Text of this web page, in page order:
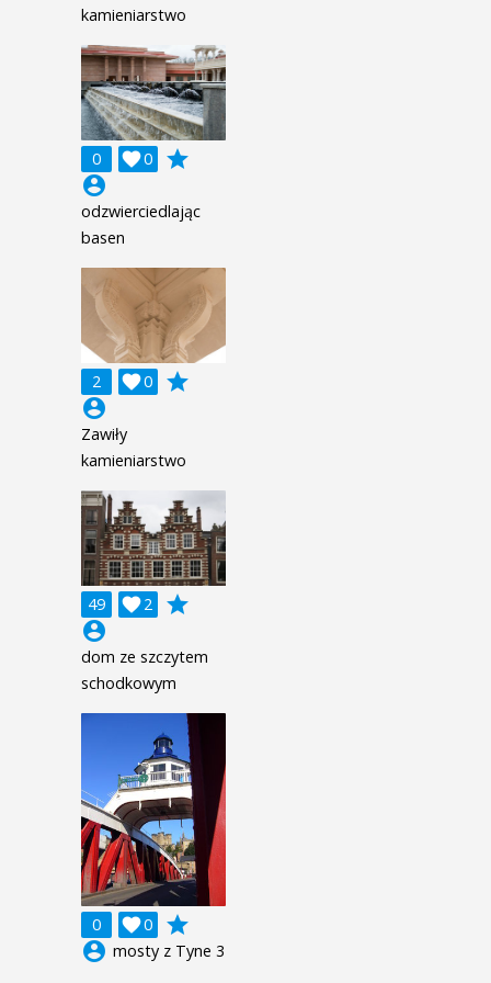
kamieniarstwo
0 0

grade
account_circle
odzwierciedlając
basen
2 0

grade
account_circle
Zawiły
kamieniarstwo
49 2

grade
account_circle
dom ze szczytem
schodkowym
0 0

grade
account_circle mosty z Tyne 3